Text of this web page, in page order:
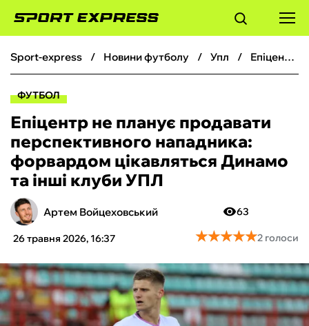
ФУТБОЛ
БОКС
ХОКЕЙ
ТЕНІС
КІБЕРСПОРТ
ЧС-2026
sport-express новини футболу упл Епіцентр не планує продавати перспективного нападника: форвардом цікавляться Динамо та інші клуби УПЛ
ФУТБОЛ
Епіцентр не планує продавати
перспективного нападника:
форвардом цікавляться Динамо
та інші клуби УПЛ
Артем Войцеховський
26 травня 2026, 16:37
63
★★★★★
★★★★★2 голоси